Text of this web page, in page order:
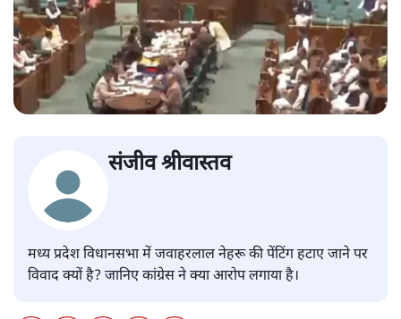
संजीव श्रीवास्तव
मध्य प्रदेश विधानसभा में जवाहरलाल नेहरू की पेंटिंग हटाए जाने पर
विवाद क्यों है? जानिए कांग्रेस ने क्या आरोप लगाया है।